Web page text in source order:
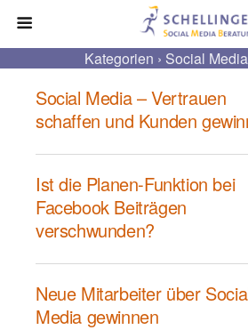
Kategorien › Social
Social Media – Vertrauen
schaffen und Kunden
Ist die Planen-Funktion bei
Facebook Beiträgen
verschwunden?
Neue Mitarbeiter über
Media gewinnen